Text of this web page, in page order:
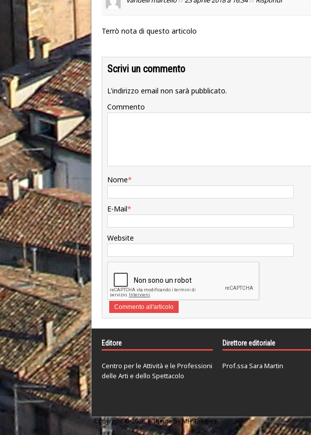
Terrò nota di questo articolo
Scrivi un commento
L'indirizzo email non sarà pubblicato.
Commento
Nome*
E-Mail*
Website
Editore
Centro per le Attività e le Professioni
delle Arti e dello Spettacolo
Direttore editoriale
Prof.ssa Sara Martin
Copyright © 2026 | Theme byMH Themes